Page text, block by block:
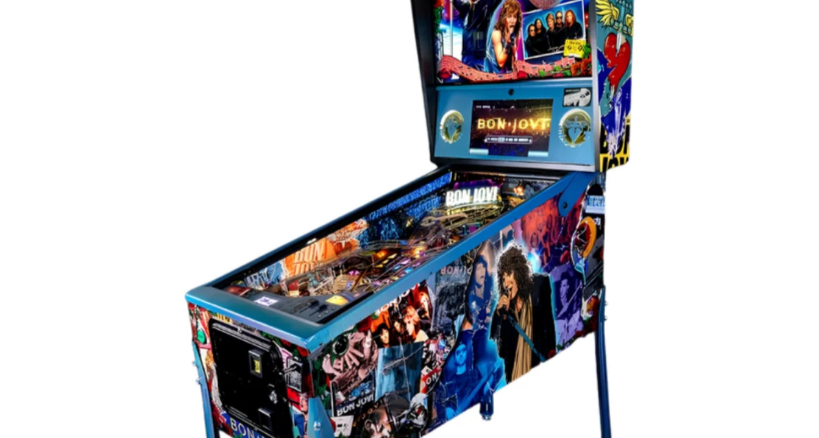
des autocollants haute définition, une armure Pokémon LE personnalisée, une
arche inférieure signée par le designer, un système audio amélioré, un verre
de plateau anti-reflets, un moteur vibrant, une plaque numérotée, un certificat
d’authenticité signé ainsi qu’un badge numérique Insider Connected LE.
« Nous sommes extrêmement fiers de dévoiler enfin le flipper Pokémon de
Stern Pinball, tant attendu par les fans », déclare Seth Davis, président-
directeur général de Stern Pinball. « Ce jeu est une véritable célébration de la
nostalgie, du savoir-faire et de l’esprit d’aventure qui font l’ADN de Pokémon,
sublimés par une expérience de flipper immersive, des combats intenses et le